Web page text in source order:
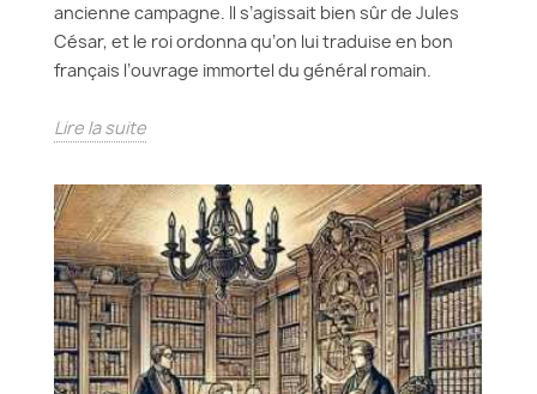
ancienne campagne. Il s’agissait bien sûr de Jules
César, et le roi ordonna qu’on lui traduise en bon
français l’ouvrage immortel du général romain.
Lire la suite